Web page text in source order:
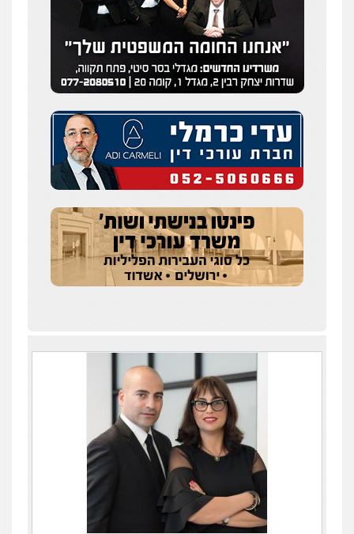
גיא זהבי משרד עורכי דין
פלילי משפחה
503456449
עו"ד איהאב ג'לג'ולי
פלילי מעצרים וחקירות עורכי דין לענייני
אסירים